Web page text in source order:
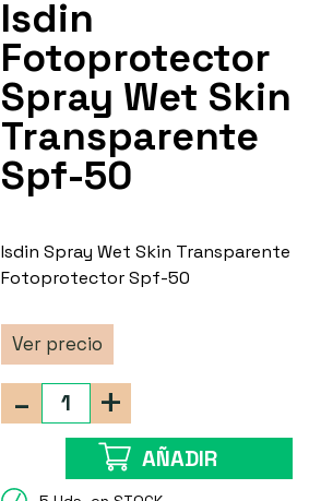
Isdin
Fotoprotector
Spray Wet Skin
Transparente
Spf-50
Isdin Spray Wet Skin Transparente
Fotoprotector Spf-50
Ver precio
+
-
AÑADIR